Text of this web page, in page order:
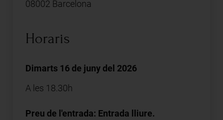
08002 Barcelona
Horaris
Dimarts 16 de juny del 2026
A les 18.30h
Preu de l'entrada: Entrada lliure.